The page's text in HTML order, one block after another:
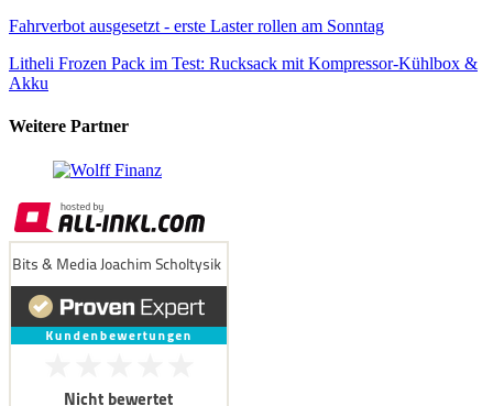
Fahrverbot ausgesetzt - erste Laster rollen am Sonntag
Litheli Frozen Pack im Test: Rucksack mit Kompressor-Kühlbox &
Akku
Weitere Partner